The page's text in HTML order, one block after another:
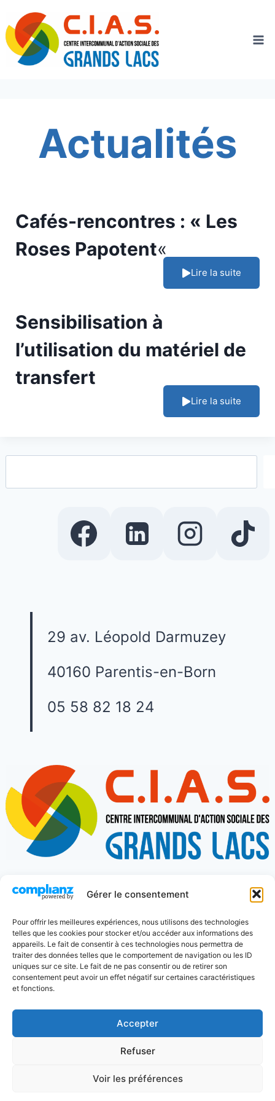
Gérer le consentement
Pour offrir les meilleures expériences, nous utilisons des technologies
telles que les cookies pour stocker et/ou accéder aux informations des
appareils. Le fait de consentir à ces technologies nous permettra de
traiter des données telles que le comportement de navigation ou les ID
uniques sur ce site. Le fait de ne pas consentir ou de retirer son
consentement peut avoir un effet négatif sur certaines caractéristiques
et fonctions.
Accepter
Refuser
Voir les préférences
Aller
au
contenu
Actualités
Cafés-rencontres : « Les
Roses Papotent«
Lire la suite
Sensibilisation à
l’utilisation du matériel de
transfert
Lire la suite
29 av. Léopold Darmuzey
40160 Parentis-en-Born
05 58 82 18 24
274 place Charles de Gaulle
40600 Biscarrosse
05 58 82 18 20
Kadence WP-Mentions légales